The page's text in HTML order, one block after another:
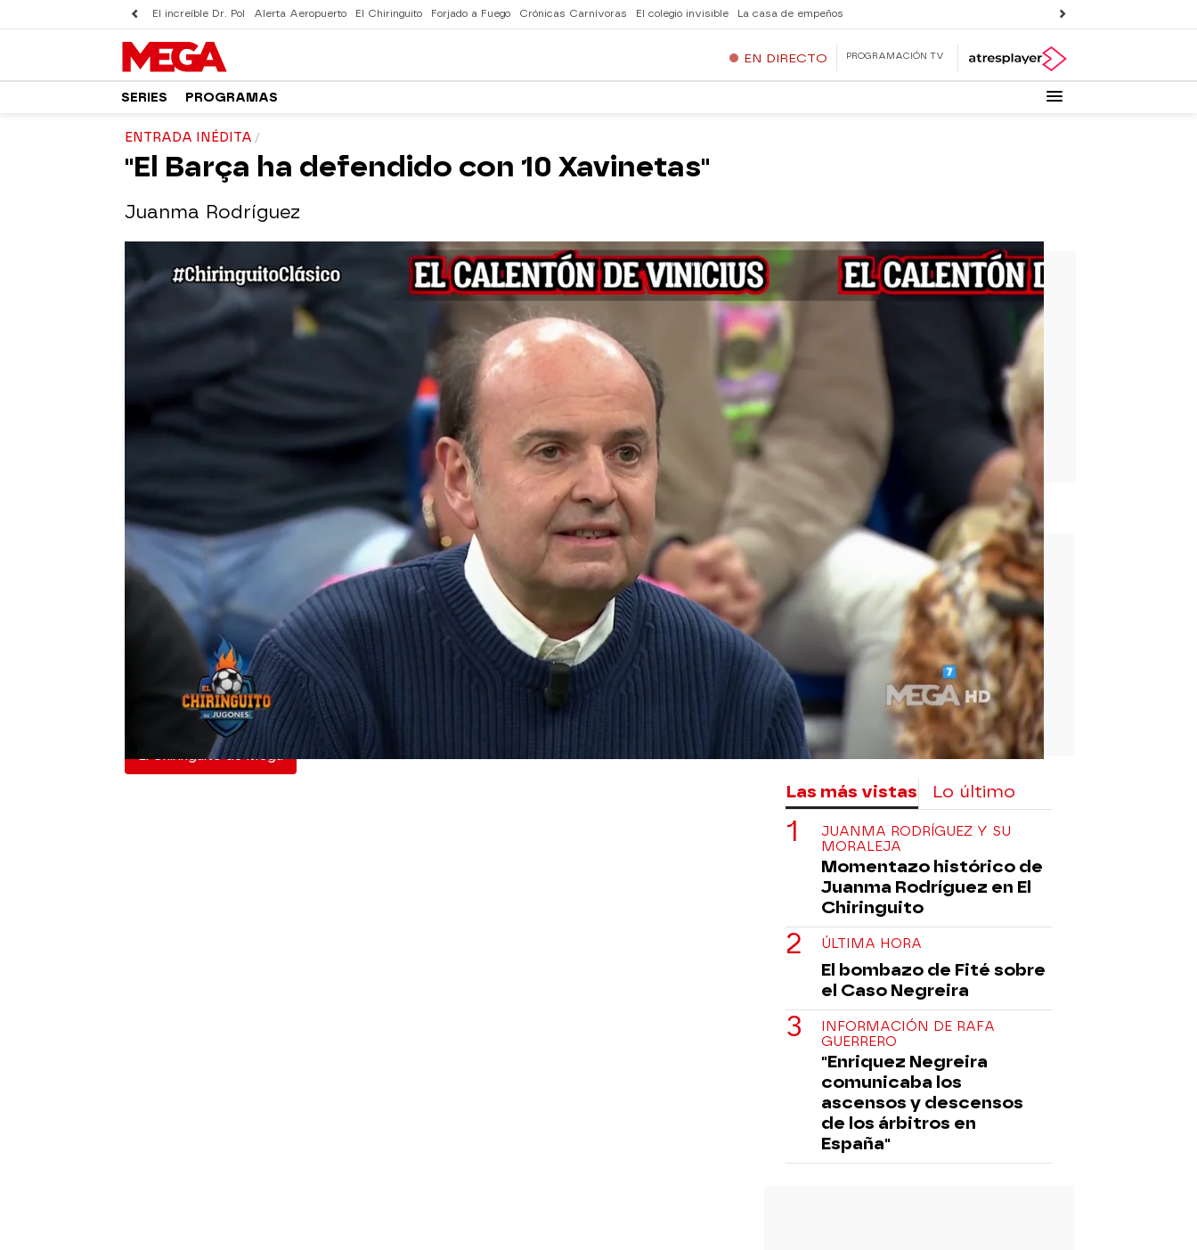
El increíble Dr. Pol Alerta Aeropuerto El Chiringuito Forjado a Fuego Crónicas Carnívoras El colegio invisible La casa de empeños
EN DIRECTO PROGRAMACIÓN TV
SERIES PROGRAMAS
ENTRADA INÉDITA
"El Barça ha defendido con 10 Xavinetas"
Juanma Rodríguez
El Chiringuito
Publicado: 03 de marzo de 2023, 02:21
WhatsappFacebook
X Flipboard
"Me daría vergüenza ganar un partido así. El Barça ha
defendido con 10 Xavinetas"
, ha señaladoJuanma Rodríguez.
Esa ha sido la entrada inédita de Juanma Rodríguez,
refiriéndose claramente a
El Chiringuito de Mega
Las más vistas Lo último
JUANMA RODRÍGUEZ Y SU
MORALEJA
Momentazo histórico de
Juanma Rodríguez en El
Chiringuito
ÚLTIMA HORA
El bombazo de Fité sobre
el Caso Negreira
INFORMACIÓN DE RAFA
GUERRERO
"Enriquez Negreira
comunicaba los
ascensos y descensos
de los árbitros en
España"